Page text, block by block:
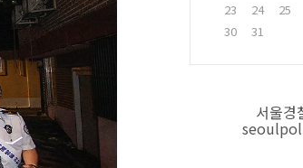
23
24 25
30
31
서울경